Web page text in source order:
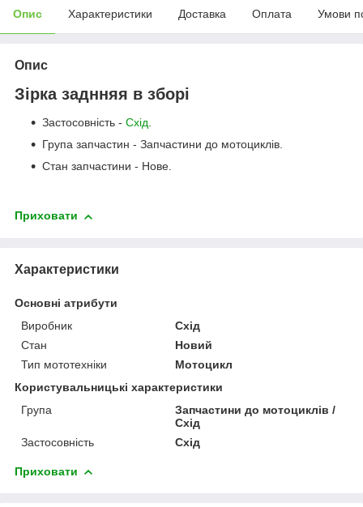
Опис Характеристики Доставка Оплата Умови
Опис
Зірка заднняя в зборі
Застосовність - Схід.
Група запчастин - Запчастини до мотоциклів.
Стан запчастини - Нове.
Приховати
Характеристики
Основні атрибути
Виробник
Схід
Стан
Новий
Тип мототехніки
Мотоцикл
Користувальницькі характеристики
Група
Запчастини до мотоциклів /
Схід
Застосовність
Схід
Приховати